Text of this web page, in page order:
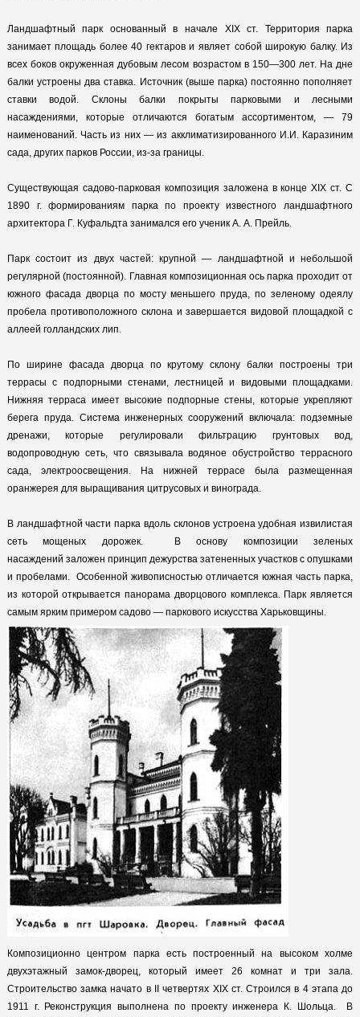
Ландшафтный парк основанный в начале ХІХ ст. Территория парка
занимает площадь более 40 гектаров и являет собой широкую балку. Из
всех боков окруженная дубовым лесом возрастом в 150—300 лет. На дне
балки устроены два ставка. Источник (выше парка) постоянно пополняет
ставки водой. Склоны балки покрыты парковыми и лесными
насаждениями, которые отличаются богатым ассортиментом, — 79
наименований. Часть из них — из акклиматизированного И.И. Каразиним
сада, других парков России, из-за границы.
Существующая садово-парковая композиция заложена в конце ХІХ ст. С
1890 г. формированиям парка по проекту известного ландшафтного
архитектора Г. Куфальдта занимался его ученик А. А. Прейль.
Парк состоит из двух частей: крупной — ландшафтной и небольшой
регулярной (постоянной). Главная композиционная ось парка проходит от
южного фасада дворца по мосту меньшего пруда, по зеленому одеялу
пробела противоположного склона и завершается видовой площадкой с
аллеей голландских лип.
По ширине фасада дворца по крутому склону балки построены три
террасы с подпорными стенами, лестницей и видовыми площадками.
Нижняя терраса имеет высокие подпорные стены, которые укрепляют
берега пруда. Система инженерных сооружений включала: подземные
дренажи, которые регулировали фильтрацию грунтовых вод,
водопроводную сеть, что связывала водяное обустройство террасного
сада, электроосвещения. На нижней террасе была размещенная
оранжерея для выращивания цитрусовых и винограда.
В ландшафтной части парка вдоль склонов устроена удобная извилистая
сеть мощеных дорожек. В основу композиции зеленых
насаждений заложен принцип дежурства затененных участков с опушками
и пробелами. Особенной живописностью отличается южная часть парка,
из которой открывается панорама дворцового комплекса. Парк является
самым ярким примером садово — паркового искусства Харьковщины.
Композиционно центром парка есть построенный на высоком холме
двухэтажный замок-дворец, который имеет 26 комнат и три зала.
Строительство замка начато в ІІ четвертях ХІХ ст. Строился в 4 этапа до
1911 г. Реконструкция выполнена по проекту инженера К. Шольца. В